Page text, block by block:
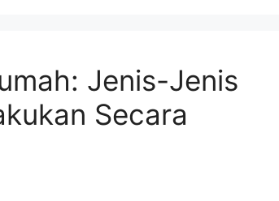
Jenis-Jenis
Secara